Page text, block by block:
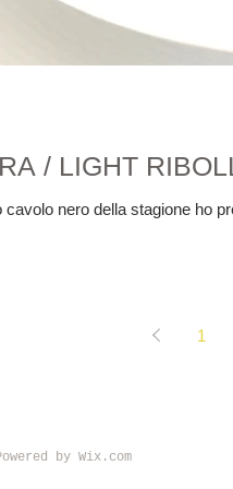
/ LIGHT
nero della stagione ho
1
by Wix.com